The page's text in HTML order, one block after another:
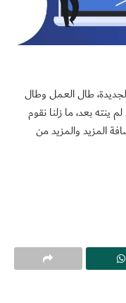
طال العمل وطال
ينته بعد، ما زلنا نقوم
المزيد والمزيد من